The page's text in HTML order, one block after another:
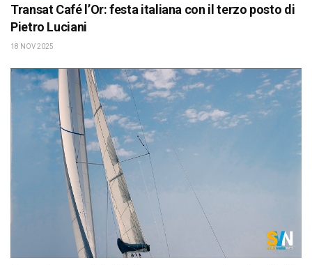
Transat Café l’Or: festa italiana con il terzo posto di
Pietro Luciani
18 NOV 2025